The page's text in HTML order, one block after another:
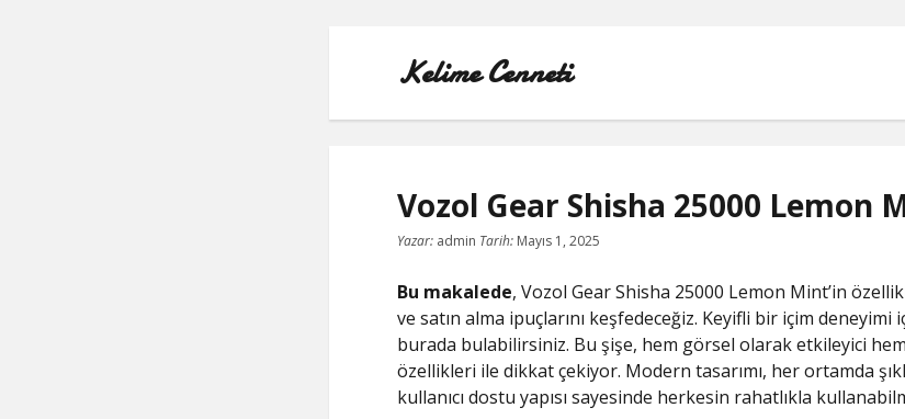
Kelime Cenneti
REELS YORUM YÜKLEME PARASIZ
SAYFA LISTESI
TWITTER BEĞENI KASMA
Vozol Gear Shisha 25000 Lemon
Yazar:admin Tarih: Mayıs 1, 2025
Bu makalede, Vozol Gear Shisha 25000 Lemon Mint’in
ve satın alma ipuçlarını keşfedeceğiz. Keyifli bir içim
burada bulabilirsiniz. Bu şişe, hem görsel olarak etkileyici
özellikleri ile dikkat çekiyor. Modern tasarımı, her ortamda
kullanıcı dostu yapısı sayesinde herkesin rahatlıkla